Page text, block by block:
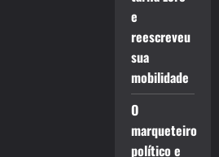
e
reescreveu
sua
mobilidade
O
marqueteiro
político e